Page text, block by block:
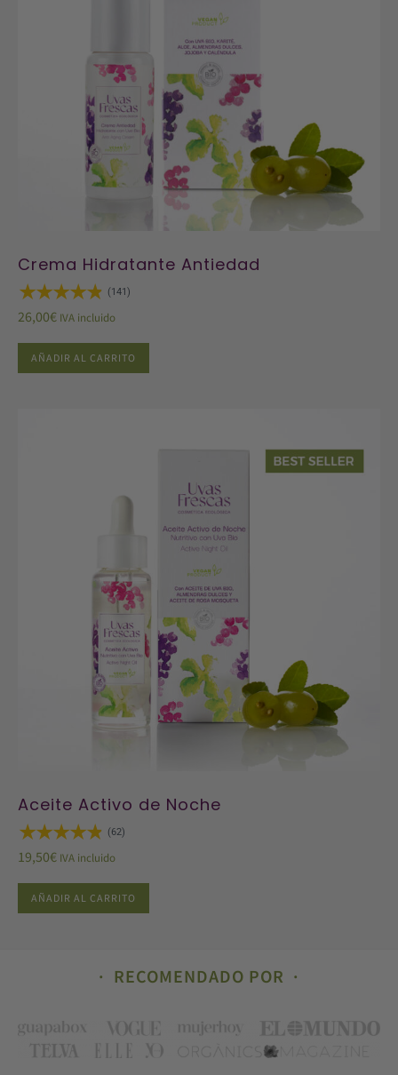
Crema Hidratante Antiedad
(141)
26,00€ IVA incluido
AÑADIR AL CARRITO
Aceite Activo de Noche
(62)
19,50€ IVA incluido
AÑADIR AL CARRITO
RECOMENDADO POR